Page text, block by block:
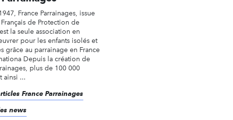
France Parrainages, issue
de Protection de
est la seule association en
pour les enfants isolés et
grâce au parrainage en France
Depuis la création de
plus de 100 000
ainsi ...
France Parrainages
news